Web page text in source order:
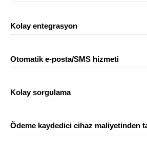
Kolay entegrasyon
Otomatik e-posta/SMS hizmeti
Kolay sorgulama
Ödeme kaydedici cihaz maliyetinden